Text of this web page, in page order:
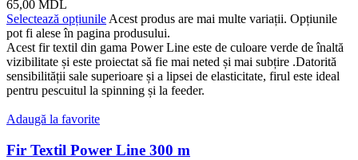
65,00 MDL
Selectează opțiunileAcest produs are mai multe variații. Opțiunile
pot fi alese în pagina produsului.
Acest fir textil din gama Power Line este de culoare verde de înaltă
vizibilitate și este proiectat să fie mai neted și mai subțire .Datorită
sensibilității sale superioare și a lipsei de elasticitate, firul este ideal
pentru pescuitul la spinning și la feeder.
Adaugă la favorite
Fir Textil Power Line 300 m